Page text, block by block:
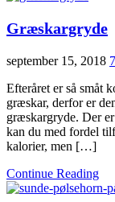
Græskargryde
september 15, 2018
Efteråret er så småt
græskar, derfor er
græskargryde. Der
kan du med fordel
kalorier, men […]
Continue Reading